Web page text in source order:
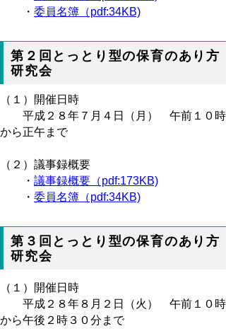
・ 委員名簿（pdf:34KB)
第２回とっとり型の保育のあり方
研究会
（１）開催日時
平成２８年７月４日（月） 午前１０時
から正午まで
（２）議事録概要
・ 議事録概要（pdf:173KB)
・ 委員名簿（pdf:34KB)
第３回とっとり型の保育のあり方
研究会
（１）開催日時
平成２８年８月２日（火） 午前１０時
から午後２時３０分まで